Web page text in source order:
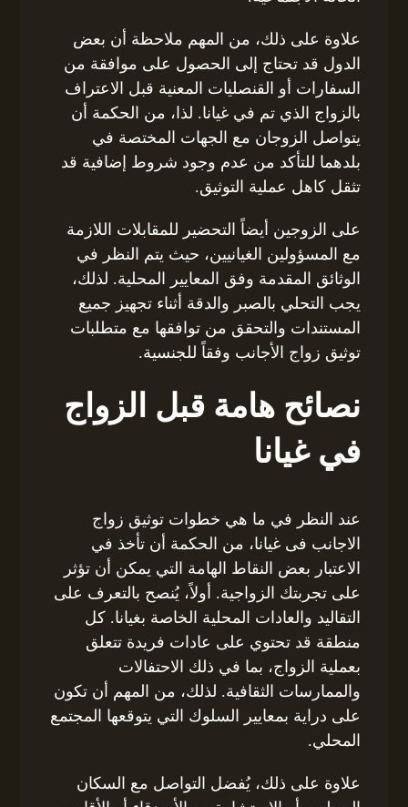
علاوة على ذلك، من المهم ملاحظة أن بعض
الدول قد تحتاج إلى الحصول على موافقة من
السفارات أو القنصليات المعنية قبل الاعتراف
بالزواج الذي تم في غيانا. لذا، من الحكمة أن
يتواصل الزوجان مع الجهات المختصة في
بلدهما للتأكد من عدم وجود شروط إضافية قد
تثقل كاهل عملية التوثيق.
على الزوجين أيضاً التحضير للمقابلات اللازمة
مع المسؤولين الغيانيين، حيث يتم النظر في
الوثائق المقدمة وفق المعايير المحلية. لذلك،
يجب التحلي بالصبر والدقة أثناء تجهيز جميع
المستندات والتحقق من توافقها مع متطلبات
توثيق زواج الأجانب وفقاً للجنسية.
نصائح هامة قبل الزواج
في غيانا
عند النظر في ما هي خطوات توثيق زواج
الاجانب فى غيانا، من الحكمة أن تأخذ في
الاعتبار بعض النقاط الهامة التي يمكن أن تؤثر
على تجربتك الزواجية. أولاً، يُنصح بالتعرف على
التقاليد والعادات المحلية الخاصة بغيانا. كل
منطقة قد تحتوي على عادات فريدة تتعلق
بعملية الزواج، بما في ذلك الاحتفالات
والممارسات الثقافية. لذلك، من المهم أن تكون
على دراية بمعايير السلوك التي يتوقعها المجتمع
المحلي.
علاوة على ذلك، يُفضل التواصل مع السكان